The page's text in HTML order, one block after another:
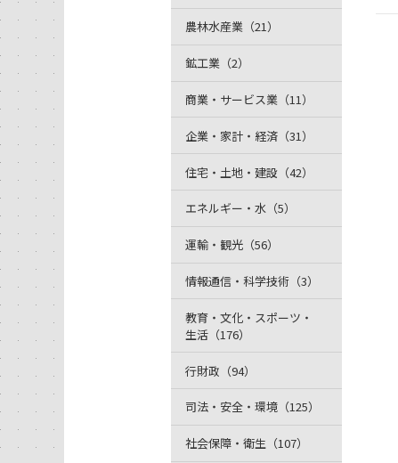
農林水産業（21）
鉱工業（2）
商業・サービス業（11）
企業・家計・経済（31）
住宅・土地・建設（42）
エネルギー・水（5）
運輸・観光（56）
情報通信・科学技術（3）
教育・文化・スポーツ・
生活（176）
行財政（94）
司法・安全・環境（125）
社会保障・衛生（107）